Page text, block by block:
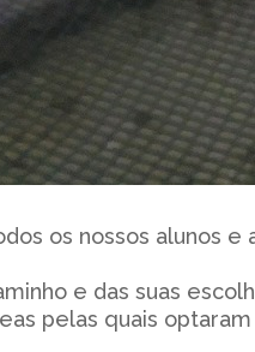
os nossos alunos
e das suas
pelas quais